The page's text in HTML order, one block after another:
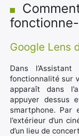
Google Lens
Dans
fonctionnalité sur
apparaît dans
appuyer dessus
smartphone. Par
l’extérieur d’un
d’un lieu de